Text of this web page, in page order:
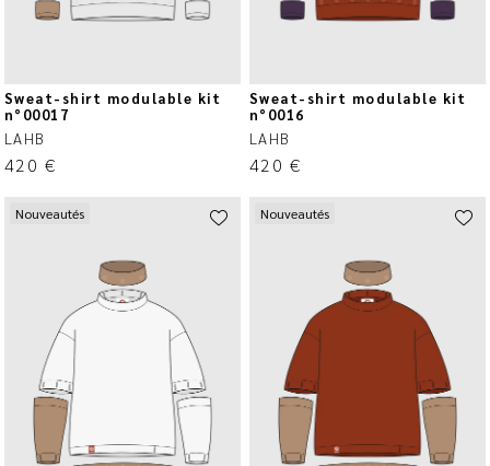
Sweat-shirt modulable kit
n°00017
LAHB
420 €
Sweat-shirt modulable kit
n°0016
LAHB
420 €
Nouveautés Nouveautés